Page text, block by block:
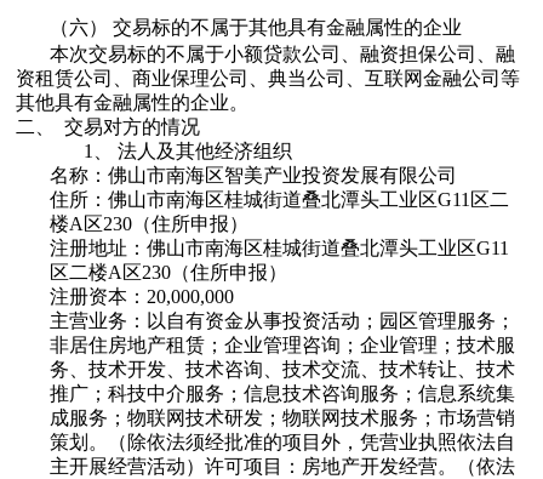
（六） 交易标的不属于其他具有金融属性的企业
本次交易标的不属于小额贷款公司、融资担保公司、融
资租赁公司、商业保理公司、典当公司、互联网金融公司等
其他具有金融属性的企业。
二、
交易对方的情况
1、法人及其他经济组织
名称：佛山市南海区智美产业投资发展有限公司
住所：佛山市南海区桂城街道叠北潭头工业区G11区二
楼A区230（住所申报）
注册地址：佛山市南海区桂城街道叠北潭头工业区G11
区二楼A区230（住所申报）
注册资本： 20,000,000
主营业务： 以自有资金从事投资活动；园区管理服务；
非居住房地产租赁；企业管理咨询；企业管理；技术服
务、技术开发、技术咨询、技术交流、技术转让、技术
推广；科技中介服务；信息技术咨询服务；信息系统集
成服务；物联网技术研发；物联网技术服务；市场营销
策划。（除依法须经批准的项目外，凭营业执照依法自
主开展经营活动）许可项目：房地产开发经营。（依法